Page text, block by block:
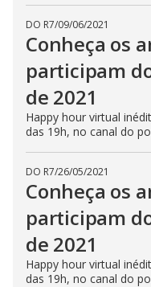
DO R7/09/06/2021
Conheça os
participam
de 2021
Happy hour virtual
das 19h, no canal do
DO R7/26/05/2021
Conheça os
participam
de 2021
Happy hour virtual
das 19h, no canal do